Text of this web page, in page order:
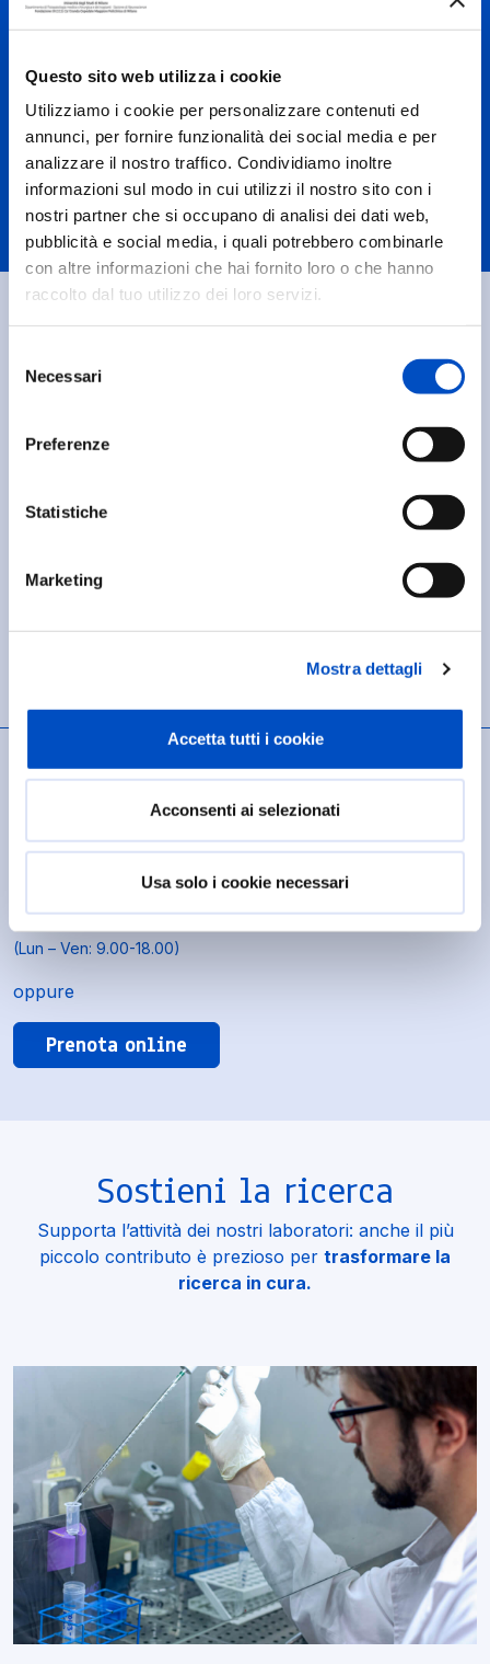
Questo sito web utilizza i cookie
Utilizziamo i cookie per personalizzare contenuti ed
annunci, per fornire funzionalità dei social media e per
analizzare il nostro traffico. Condividiamo inoltre
informazioni sul modo in cui utilizzi il nostro sito con i
nostri partner che si occupano di analisi dei dati web,
pubblicità e social media, i quali potrebbero combinarle
con altre informazioni che hai fornito loro o che hanno
raccolto dal tuo utilizzo dei loro servizi.
delNecessari
Preferenze
Statistiche
Marketing
Mostra dettagli
Accetta tutti i cookie
Acconsenti ai selezionati
Usa solo i cookie necessari
23 Luglio 2026
Tutti i progetti
Prenota una visita
Tramite SSN
Nazionale è necessario avere con sé:
Tessera sanitaria
In Libera Professione
Per prenotare una visita privata presso l’ospedale
02 55 03 44 22
(Lun – Ven: 9.00-18.00)
oppure
Prenota online
Sostieni la ricerca
Supporta l’attività dei nostri laboratori: anche il più
piccolo contributo è prezioso per trasformare la
ricerca in cura.